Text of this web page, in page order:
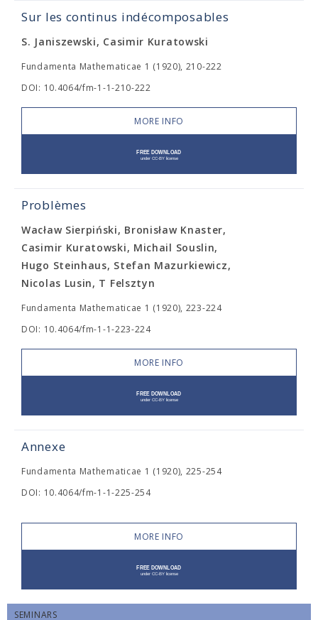
Sur les continus indécomposables
S. Janiszewski, Casimir Kuratowski
Fundamenta Mathematicae 1 (1920), 210-222
DOI: 10.4064/fm-1-1-210-222
MORE INFO
Problèmes
Wacław Sierpiński, Bronisław Knaster,
Casimir Kuratowski, Michail Souslin,
Hugo Steinhaus, Stefan Mazurkiewicz,
Nicolas Lusin, T Felsztyn
Fundamenta Mathematicae 1 (1920), 223-224
DOI: 10.4064/fm-1-1-223-224
MORE INFO
Annexe
Fundamenta Mathematicae 1 (1920), 225-254
DOI: 10.4064/fm-1-1-225-254
MORE INFO
SEMINARS